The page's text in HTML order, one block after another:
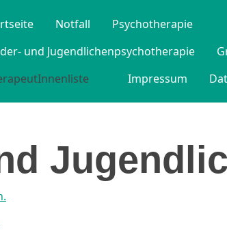
Notfall Psychotherapie
und Jugendlichenpsychotherapie
Impressum